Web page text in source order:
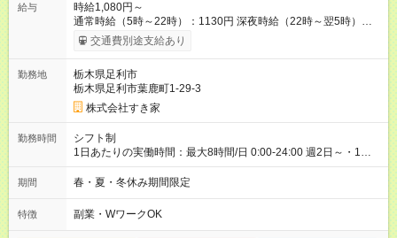
給与
時給1,080円～
通常時給（5時～22時）：1130円 深夜時給（22時～翌5時）：
1413円 高校生時給：1080円 【特別手当】早朝手当（5：00-9：
00）時給+150円 【試用期間】試用期間あり 試用期間の長さ：1
30日（※条件変更なし）ですが、切り上げで一ヶ月とさせてい
ただきます。 研修制度あり：15時間(研修中も同時給）
交通費別途支給あり
勤務地
栃木県足利市
栃木県足利市葉鹿町1-29-3
株式会社すき家
勤務時間
シフト制
1日あたりの実働時間：最大8時間/日 0:00-24:00 週2日～・1日
2h～OK ＜シフト例＞ 〇朝帯 5:00-9:00 〇昼帯 9:00-14:00 〇午
後帯 14:00-18:00 〇夜帯 18:00-22:00 〇深夜帯 22:00-翌5:00 基
ます♪
期間 春・夏・冬休み期間限定
特徴 副業・WワークOK